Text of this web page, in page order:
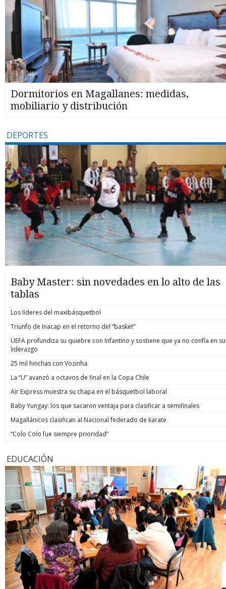
Dormitorios en Magallanes: medidas,
mobiliario y distribución
DEPORTES
Baby Master: sin novedades en lo alto de las
tablas
Los líderes del maxibásquetbol
Triunfo de Inacap en el retorno del “basket”
UEFA profundiza su quiebre con Infantino y sostiene que ya no confía en su
liderazgo
25 mil hinchas con Vozinha
La “U” avanzó a octavos de final en la Copa Chile
Air Express muestra su chapa en el básquetbol laboral
Baby Yungay: los que sacaron ventaja para clasificar a semifinales
Magallánicos clasifican al Nacional federado de karate
“Colo Colo fue siempre prioridad”
EDUCACIÓN